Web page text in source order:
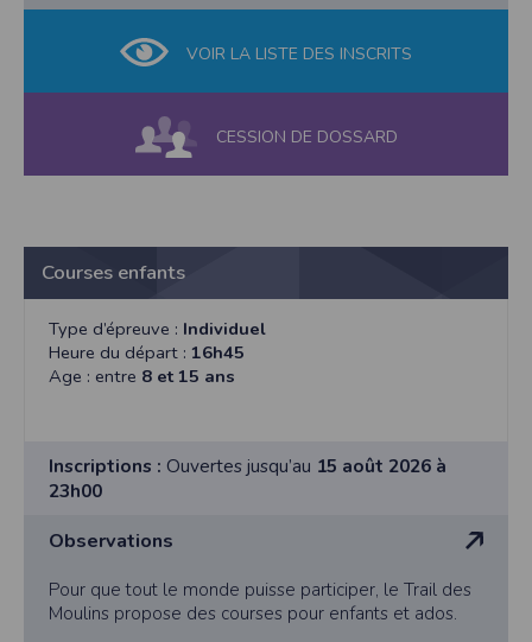
VOIR LA LISTE DES INSCRITS
CESSION DE DOSSARD
Courses enfants
Type d’épreuve : Individuel
Heure du départ : 16h45
Age : entre 8 et 15 ans
Inscriptions : Ouvertes jusqu’au 15 août 2026 à
23h00
Observations
Pour que tout le monde puisse participer, le Trail des
Moulins propose des courses pour enfants et ados.